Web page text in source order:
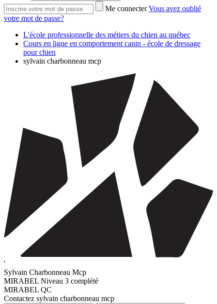
Me connecter Vous avez oublié
votre mot de passe?
L'école professionnelle des métiers du chien au québec
Cours en ligne en comportement canin - école de dressage
pour chien
sylvain charbonneau mcp
'
Sylvain Charbonneau Mcp
MIRABEL Niveau 3 complété
MIRABEL QC
Contactez sylvain charbonneau mcp